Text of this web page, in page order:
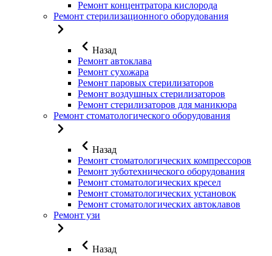
Ремонт концентратора кислорода
Ремонт стерилизационного оборудования
Назад
Ремонт автоклава
Ремонт сухожара
Ремонт паровых стерилизаторов
Ремонт воздушных стерилизаторов
Ремонт стерилизаторов для маникюра
Ремонт стоматологического оборудования
Назад
Ремонт стоматологических компрессоров
Ремонт зуботехнического оборудования
Ремонт стоматологических кресел
Ремонт стоматологических установок
Ремонт стоматологических автоклавов
Ремонт узи
Назад